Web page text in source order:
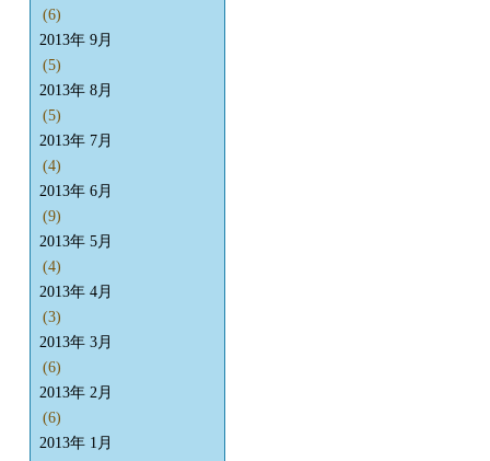
(6)
2013年 9月
(5)
2013年 8月
(5)
2013年 7月
(4)
2013年 6月
(9)
2013年 5月
(4)
2013年 4月
(3)
2013年 3月
(6)
2013年 2月
(6)
2013年 1月